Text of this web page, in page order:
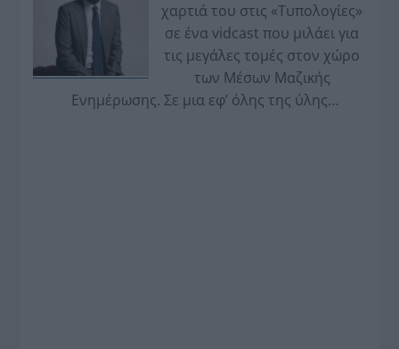
χαρτιά του στις «Τυπολογίες»
σε ένα vidcast που μιλάει για
τις μεγάλες τομές στον χώρο
των Μέσων Μαζικής
Ενημέρωσης. Σε μια εφ’ όλης της ύλης